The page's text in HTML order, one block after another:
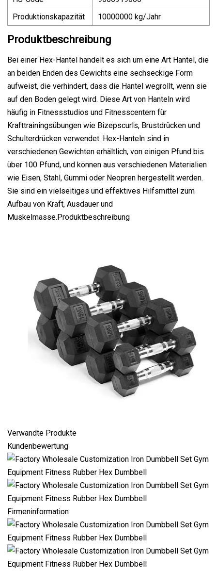
Produktionskapazität
10000000 kg/Jahr
Produktbeschreibung
Bei einer Hex-Hantel handelt es sich um eine Art Hantel, die
an beiden Enden des Gewichts eine sechseckige Form
aufweist, die verhindert, dass die Hantel wegrollt, wenn sie
auf den Boden gelegt wird. Diese Art von Hanteln wird
häufig in Fitnessstudios und Fitnesscentern für
Krafttrainingsübungen wie Bizepscurls, Brustdrücken und
Schulterdrücken verwendet. Hex-Hanteln sind in
verschiedenen Gewichten erhältlich, von einigen Pfund bis
über 100 Pfund, und können aus verschiedenen Materialien
wie Eisen, Stahl, Gummi oder Neopren hergestellt werden.
Sie sind ein vielseitiges und effektives Hilfsmittel zum
Aufbau von Kraft, Ausdauer und
Muskelmasse.Produktbeschreibung
Verwandte Produkte
Kundenbewertung
Firmeninformation